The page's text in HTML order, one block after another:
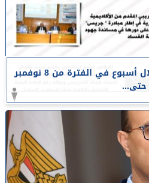
أبرز أخبار جامعة أسيوط خلال أسبوع في الفترة من 8 نوفمبر
حتى...